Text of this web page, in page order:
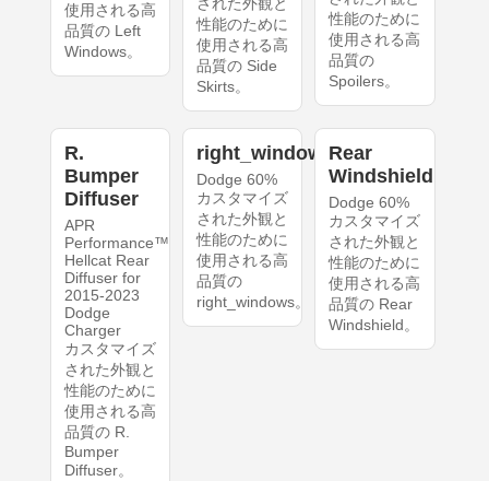
使用される高
品質の Left
Windows。
された外観と
性能のために
使用される高
品質の Side
Skirts。
性能のために
使用される高
品質の
Spoilers。
R.
Bumper
Diffuser
APR
Performance™
Hellcat Rear
Diffuser for
2015-2023
Dodge
Charger
カスタマイズ
された外観と
性能のために
使用される高
品質の R.
Bumper
Diffuser。
right_windows
Dodge 60%
カスタマイズ
された外観と
性能のために
使用される高
品質の
right_windows。
Rear
Windshield
Dodge 60%
カスタマイズ
された外観と
性能のために
使用される高
品質の Rear
Windshield。